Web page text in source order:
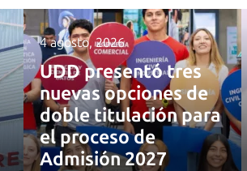
4 agosto, 2026
UDD presentó tres
nuevas opciones de
doble titulación para
el proceso de
Admisión 2027